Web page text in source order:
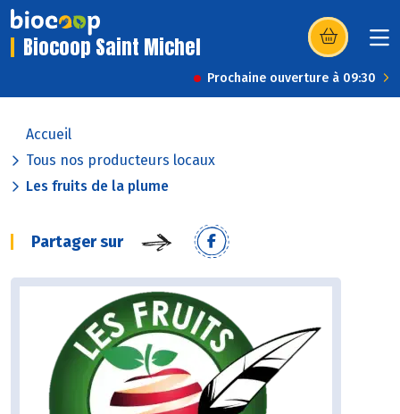
Biocoop Saint Michel (s’ouvre dans
Prochaine ouverture à 09:30
Accueil
Tous nos producteurs locaux
Les fruits de la plume
Partager sur